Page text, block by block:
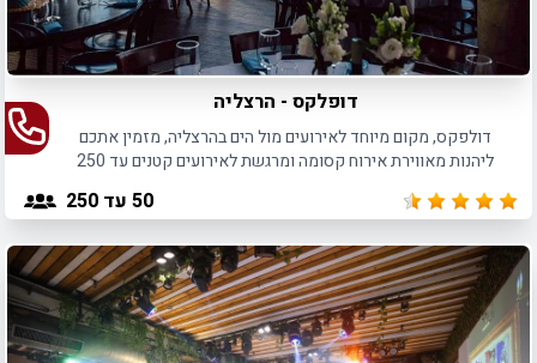
דופלקס - הרצליה
דולפקס, מקום מיוחד לאירועים מול הים בהרצליה, מזמין אתכם
ליהנות מאווירת אירוח קסומה ומרגשת לאירועים קטנים עד 250
50 עד 250